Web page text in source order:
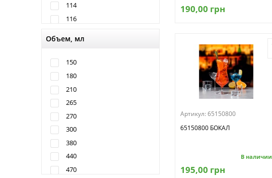
114
116
125,0
51
51,0
57,0
60
65
69
70
74
Объем, мл
150
180
210
265
270
300
380
440
470
190,00 грн
Артикул: 65150800
65150800 БОКАЛ
В наличии
195,00 грн